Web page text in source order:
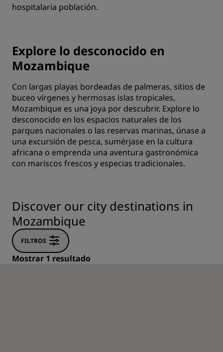
hospitalaria población.
Explore lo desconocido en
Mozambique
Con largas playas bordeadas de palmeras, sitios de
buceo vírgenes y hermosas islas tropicales,
Mozambique es una joya por descubrir. Explore lo
desconocido en los espacios naturales de los
parques nacionales o las reservas marinas, únase a
una excursión de pesca, sumérjase en la cultura
africana o emprenda una aventura gastronómica
con mariscos frescos y especias tradicionales.
Discover our city destinations in
Mozambique
FILTROS
Mostrar 1 resultado